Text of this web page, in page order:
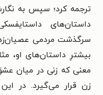
ترجمه کرد؛ سپس به
داستان‌های
سرگذشت مردمی
بیشترِ داستان‌های او،
زن قرار می‌گیرد. در